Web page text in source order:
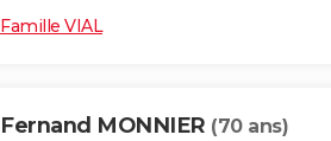
Famille VIAL
Fernand MONNIER (70 ans)